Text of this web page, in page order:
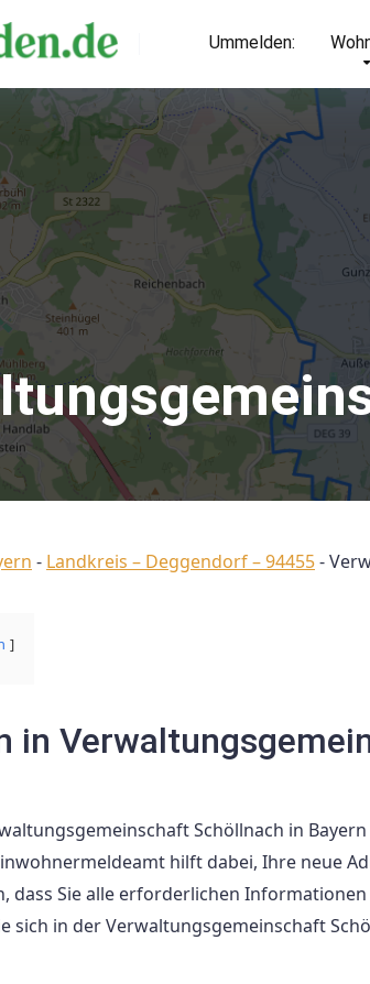
Ummelden:
- Landkreis – Deggendorf – 94455-
in
Schöllnach in
hilft dabei, Ihre neue
dass Sie alle erforderlichen
sich in der Verwaltungsgemeinschaft